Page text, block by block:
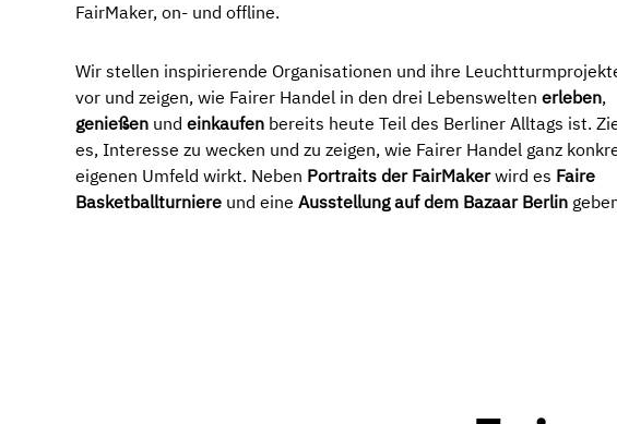
FairMaker, on- und offline.
Wir stellen inspirierende Organisationen und ihre
vor und zeigen, wie Fairer Handel in den drei Lebenswelten erleben,
genießen und einkaufen bereits heute Teil des Berliner Alltags ist.
es, Interesse zu wecken und zu zeigen, wie Fairer Handel ganz
eigenen Umfeld wirkt. Neben Portraits der FairMakerwird es Faire
Basketballturniere und eine Ausstellung auf dem Bazaar Berlin